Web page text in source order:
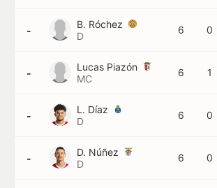
-
B. Róchez
D
6 0
-
Lucas Piazón
MC
6 1
-
L. Díaz
D
6 0
-
D. Núñez
D
6 0